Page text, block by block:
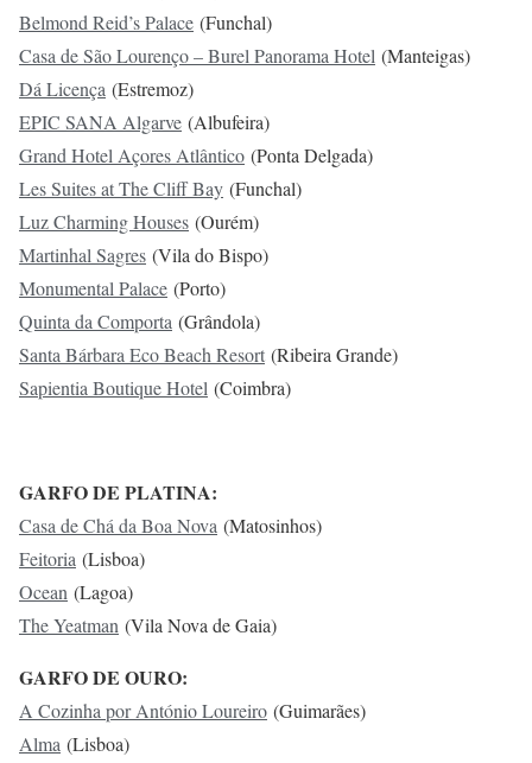
Belmond Reid’s Palace (Funchal)
Casa de São Lourenço – Burel Panorama Hotel (Manteigas)
Dá Licença (Estremoz)
EPIC SANA Algarve (Albufeira)
Grand Hotel Açores Atlântico (Ponta Delgada)
Les Suites at The Cliff Bay (Funchal)
Luz Charming Houses (Ourém)
Martinhal Sagres (Vila do Bispo)
Monumental Palace (Porto)
Quinta da Comporta (Grândola)
Santa Bárbara Eco Beach Resort (Ribeira Grande)
Sapientia Boutique Hotel (Coimbra)
GARFO DE PLATINA:
Casa de Chá da Boa Nova (Matosinhos)
Feitoria (Lisboa)
Ocean (Lagoa)
The Yeatman (Vila Nova de Gaia)
GARFO DE OURO:
A Cozinha por António Loureiro (Guimarães)
Alma (Lisboa)